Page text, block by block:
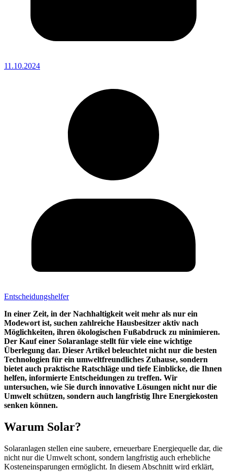
11.10.2024
Entscheidungshelfer
In einer Zeit, in der Nachhaltigkeit weit mehr als nur ein
Modewort ist, suchen zahlreiche Hausbesitzer aktiv nach
Möglichkeiten, ihren ökologischen Fußabdruck zu minimieren.
Der Kauf einer Solaranlage stellt für viele eine wichtige
Überlegung dar. Dieser Artikel beleuchtet nicht nur die besten
Technologien für ein umweltfreundliches Zuhause, sondern
bietet auch praktische Ratschläge und tiefe Einblicke, die Ihnen
helfen, informierte Entscheidungen zu treffen. Wir
untersuchen, wie Sie durch innovative Lösungen nicht nur die
Umwelt schützen, sondern auch langfristig Ihre Energiekosten
senken können.
Warum Solar?
Solaranlagen stellen eine saubere, erneuerbare Energiequelle dar, die
nicht nur die Umwelt schont, sondern langfristig auch erhebliche
Kosteneinsparungen ermöglicht. In diesem Abschnitt wird erklärt,